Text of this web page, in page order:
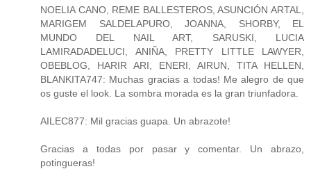
NOELIA CANO, REME BALLESTEROS, ASUNCIÓN ARTAL,
MARIGEM SALDELAPURO, JOANNA, SHORBY, EL
MUNDO DEL NAIL ART, SARUSKI, LUCIA
LAMIRADADELUCI, ANIÑA, PRETTY LITTLE LAWYER,
OBEBLOG, HARIR ARI, ENERI, AIRUN, TITA HELLEN,
BLANKITA747: Muchas gracias a todas! Me alegro de que
os guste el look. La sombra morada es la gran triunfadora.
AILEC877: Mil gracias guapa. Un abrazote!
Gracias a todas por pasar y comentar. Un abrazo,
potingueras!